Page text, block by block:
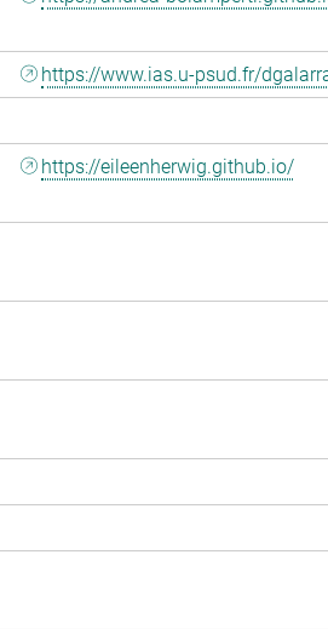
https://www.ias.u-psud.fr/
https://eileenherwig.github.io/